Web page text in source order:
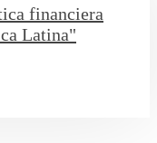
financiera
Latina"